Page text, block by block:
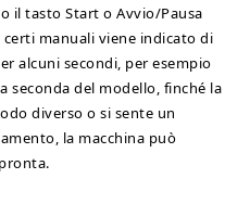
il tasto Start o Avvio/Pausa
manuali viene indicato di
alcuni secondi, per esempio
seconda del modello, finché la
diverso o si sente un
la macchina può